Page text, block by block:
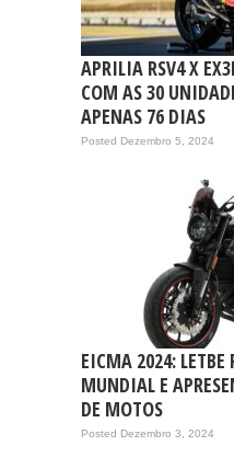
APRILIA RSV4 X
COM AS 30
APENAS 76 DIAS
Posted Dezembro 5, 2024
EICMA 2024: LETBE
MUNDIAL E
DE MOTOS
Posted Dezembro 3, 2024